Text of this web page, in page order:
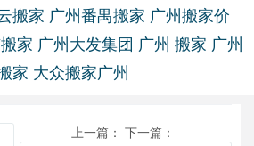
搬家 广州番禺搬家 广州搬家价
家 广州大发集团 广州 搬家 广州
家 大众搬家广州
上一篇： 下一篇：